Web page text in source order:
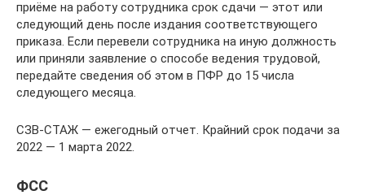
приёме на работу сотрудника срок сдачи — этот или
следующий день после издания соответствующего
приказа. Если перевели сотрудника на иную должность
или приняли заявление о способе ведения трудовой,
передайте сведения об этом в ПФР до 15 числа
следующего месяца.
СЗВ-СТАЖ — ежегодный отчет. Крайний срок подачи за
2022 — 1 марта 2022.
ФСС